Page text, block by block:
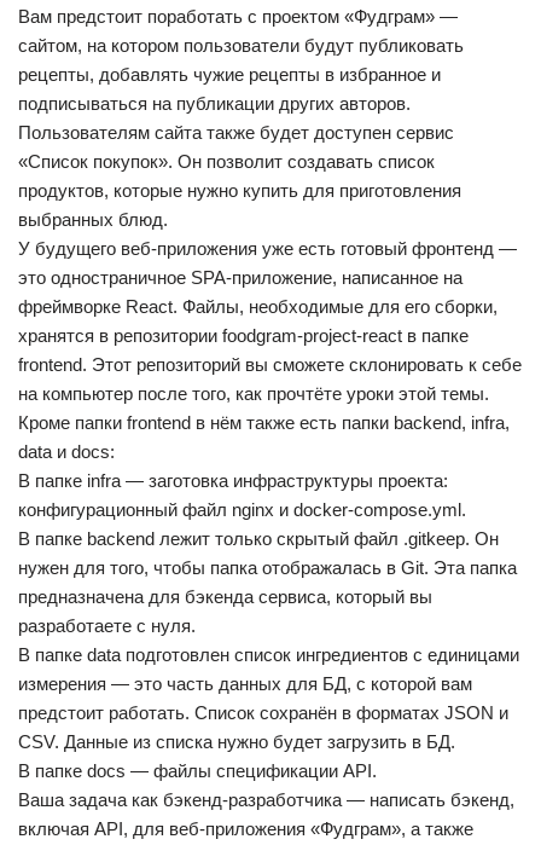
Вам предстоит поработать с проектом «Фудграм» —
сайтом, на котором пользователи будут публиковать
рецепты, добавлять чужие рецепты в избранное и
подписываться на публикации других авторов.
Пользователям сайта также будет доступен сервис
«Список покупок». Он позволит создавать список
продуктов, которые нужно купить для приготовления
выбранных блюд.
У будущего веб-приложения уже есть готовый фронтенд —
это одностраничное SPA-приложение, написанное на
фреймворке React. Файлы, необходимые для его сборки,
хранятся в репозитории foodgram-project-react в папке
frontend. Этот репозиторий вы сможете склонировать к себе
на компьютер после того, как прочтёте уроки этой темы.
Кроме папки frontend в нём также есть папки backend, infra,
data и docs:
В папке infra — заготовка инфраструктуры проекта:
конфигурационный файл nginx и docker-compose.yml.
В папке backend лежит только скрытый файл .gitkeep. Он
нужен для того, чтобы папка отображалась в Git. Эта папка
предназначена для бэкенда сервиса, который вы
разработаете с нуля.
В папке data подготовлен список ингредиентов с единицами
измерения — это часть данных для БД, с которой вам
предстоит работать. Список сохранён в форматах JSON и
CSV. Данные из списка нужно будет загрузить в БД.
В папке docs — файлы спецификации API.
Ваша задача как бэкенд-разработчика — написать бэкенд,
включая API, для веб-приложения «Фудграм», а также